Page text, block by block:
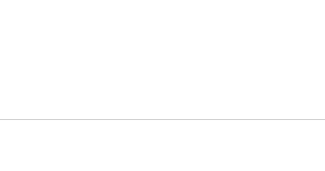
是什么意思，词典释义与在线翻译：